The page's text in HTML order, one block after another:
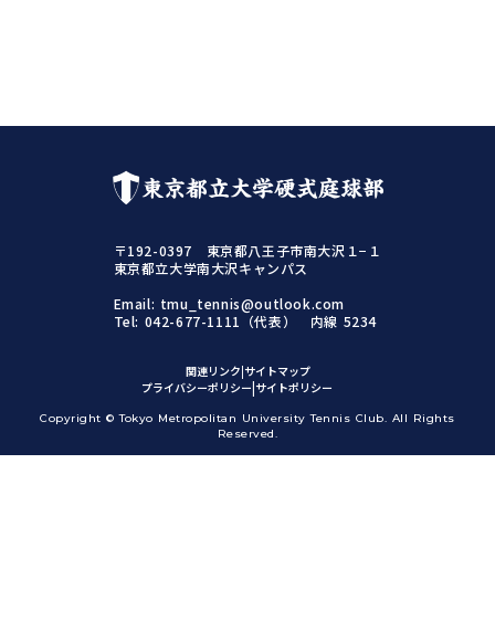
東京都立大学硬式庭球部
〒192-0397 東京都八王子市南大沢１−１
東京都立大学南大沢キャンパス
Email: tmu_tennis@outlook.com
Tel: 042-677-1111（代表） 内線 5234
Copyright © Tokyo Metropolitan University Tennis Club. All Rights
Reserved.
プライバシーポリシー|サイトポリシー
関連リンク|サイトマップ